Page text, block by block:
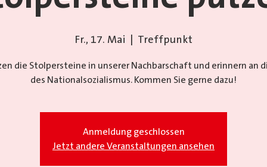
Fr., 17. Mai Treffpunkt
die Stolpersteine in unserer Nachbarschaft und erinnern an
des Nationalsozialismus. Kommen Sie gerne dazu!
Anmeldung geschlossen
Jetzt andere Veranstaltungen ansehen